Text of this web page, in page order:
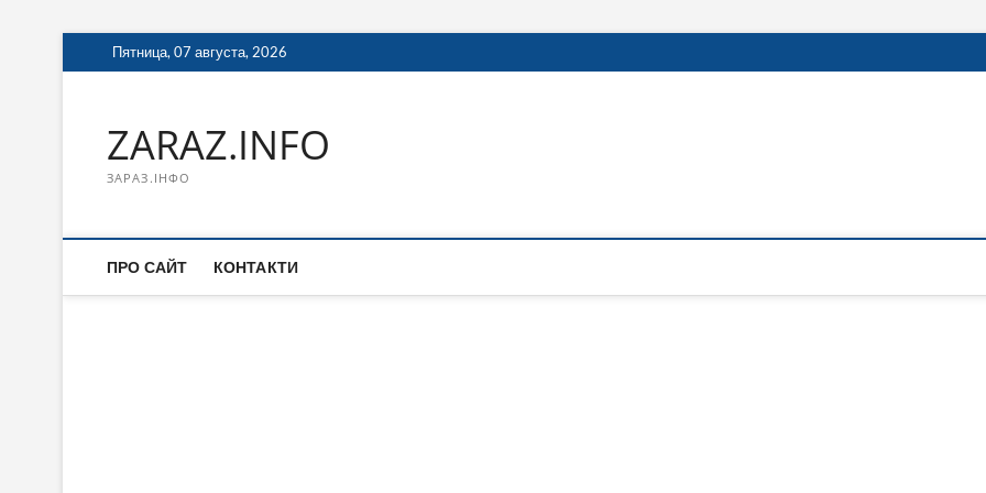
Перейти
к
Пятница, 07 августа, 2026
ZARAZ.INFO
ЗАРАЗ.ІНФО
ПРО САЙТ КОНТАКТИ